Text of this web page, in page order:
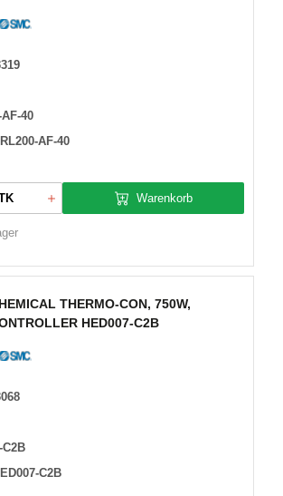
AF-40
AF-40
Warenkorb
THERMO-CON, 750W,
HED007-C2B
C2B
C2B